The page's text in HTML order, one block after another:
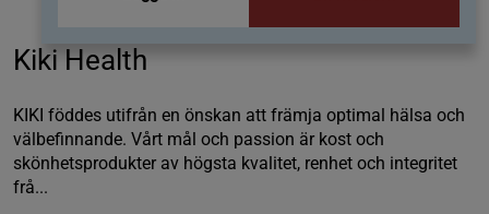
Kiki Health
KIKI föddes utifrån en önskan att främja optimal hälsa och
välbefinnande. Vårt mål och passion är kost och
skönhetsprodukter av högsta kvalitet, renhet och integritet
frå...